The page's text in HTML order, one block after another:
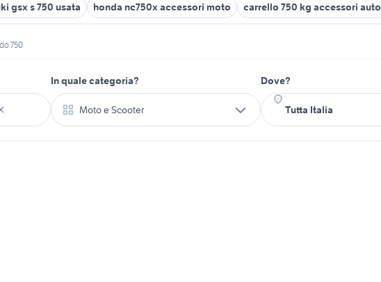
gsx s 750 usata honda nc750x accessori moto carrello 750 kg accessori auto
750
In quale categoria?
Moto e Scooter
Dove?